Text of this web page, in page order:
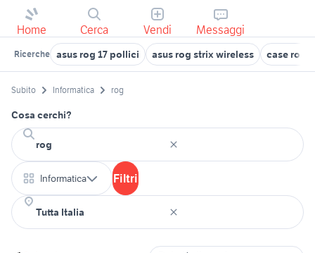
Home Cerca Vendi Messaggi
Ricerche asus rog 17 pollici asus rog strix wireless case rog
Subito Informatica rog
Cosa cerchi?
Informatica Filtri